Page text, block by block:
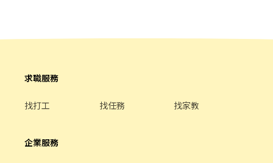
求職服務
找打工 找任務 找家教
企業服務